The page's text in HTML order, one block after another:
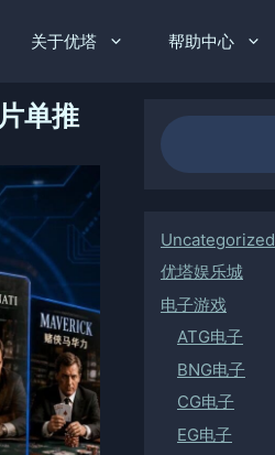
关于优塔 帮助中心
单推
Uncategorized
优塔娱乐城
电子游戏
ATG电子
BNG电子
CG电子
EG电子